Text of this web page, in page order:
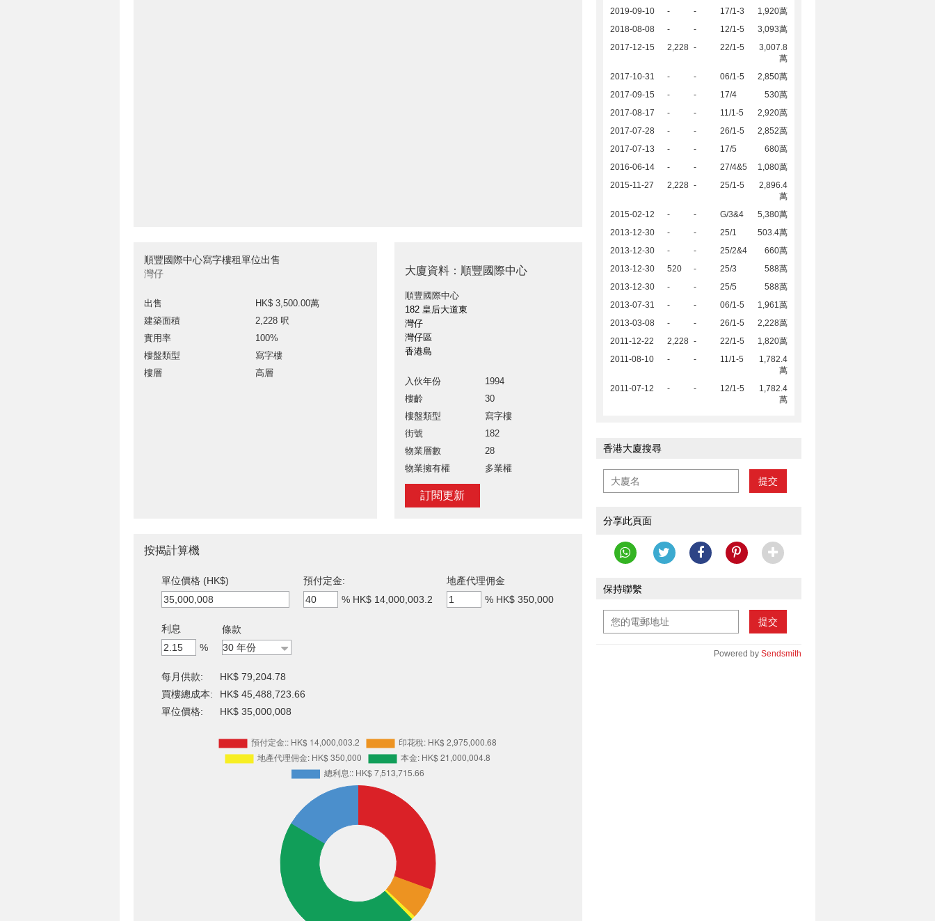
順豐國際中心寫字樓租單位出售
灣仔
出售
HK$ 3,500.00萬
建築面積
2,228 呎
實用率
100%
樓盤類型
寫字樓
樓層
高層
大廈資料：順豐國際中心
順豐國際中心
182 皇后大道東
灣仔
灣仔區
香港島
入伙年份
1994
樓齡
30
樓盤類型
寫字樓
街號
182
物業層數
28
物業擁有權
多業權
訂閱更新
2019-09-10 - - 17/1-3
1,920萬
2018-08-08
- - 12/1-5
3,093萬
2017-12-15
2,228 - 22/1-5
3,007.8
萬
2017-10-31
- - 06/1-5
2,850萬
2017-09-15
- - 17/4
530萬
2017-08-17
- - 11/1-5
2,920萬
2017-07-28
- - 26/1-5
2,852萬
2017-07-13
- - 17/5
680萬
2016-06-14
- - 27/4&5
1,080萬
2015-11-27
2,228 - 25/1-5
2,896.4
萬
2015-02-12
- - G/3&4
5,380萬
2013-12-30
- - 25/1
503.4萬
2013-12-30
- - 25/2&4
660萬
2013-12-30
520 - 25/3
588萬
2013-12-30
- - 25/5
588萬
2013-07-31
- - 06/1-5
1,961萬
2013-03-08
- - 26/1-5
2,228萬
2011-12-22
2,228 - 22/1-5
1,820萬
2011-08-10
- - 11/1-5
1,782.4
萬
2011-07-12
- - 12/1-5
1,782.4
萬
香港大廈搜尋
提交
分享此頁面
保持聯繫
提交
Powered by Sendsmith
按揭計算機
單位價格 (HK$)
預付定金:
% HK$ 14,000,003.2
地產代理佣金
% HK$ 350,000
利息
%
條款
每月供款:
HK$ 79,204.78
買樓總成本:
HK$ 45,488,723.66
單位價格:
HK$ 35,000,008